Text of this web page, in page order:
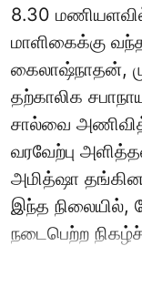
8.30 மணியளவில்
மாளிகைக்கு
கைலாஷ்நாதன்,
தற்காலிக
சால்வை
வரவேற்பு
அமித்ஷா
இந்த நிலையில்,
நடைபெற்ற